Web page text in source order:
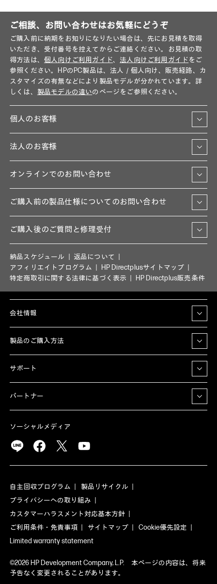
ご相談、お問い合わせはお気軽にどうぞ
ご購入前に納期をお知りになりたい場合は、先にお見積を取得
いただき、受付番号を控えてからご連絡ください。お見積の取
得方法は、 個人向けご利用ガイド、 法人向けご利用ガイドをご
参照ください。HPのPC製品は、法人／個人向け、販売経路、カ
スタマイズの有無などにより製品モデルが分かれています。詳
しくは、 製品モデルの違いのページをご参照ください。
個人のお客様
法人のお客様
オンラインでのお問い合わせ
ご購入前の製品仕様についてのお問い合わせ
ご購入後のご質問と修理受付
納品スケジュール
返品について
アフィリエイトプログラム
HP Directplusサイトマップ
特定商取引に関する法律に基づく表示
HP Directplus販売条件
会社情報
製品のご購入方法
サポート
パートナー
ソーシャルメディア
自主回収プログラム
製品リサイクル
プライバシーへの取り組み
カスタマーハラスメント対応基本方針
ご利用条件・免責事項
サイトマップ
Cookie優先設定
Limited warranty statement
©2026 HP Development Company, L.P. 本ページの内容は、将来
予告なく変更されることがあります。